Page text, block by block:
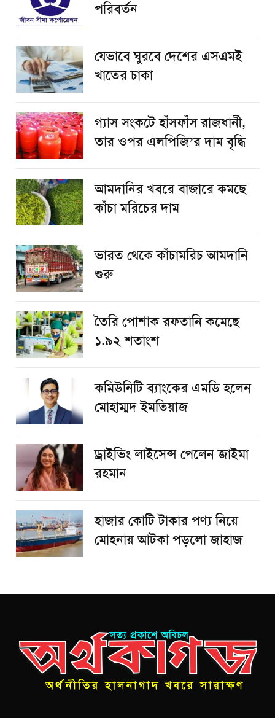
পরিবর্তন
যেভাবে ঘুরবে দেশের এসএমই
খাতের চাকা
গ্যাস সংকটে হাঁসফাঁস রাজধানী,
তার ওপর এলপিজি’র দাম বৃদ্ধি
আমদানির খবরে বাজারে কমছে
কাঁচা মরিচের দাম
ভারত থেকে কাঁচামরিচ আমদানি
শুরু
তৈরি পোশাক রফতানি কমেছে
১.৯২ শতাংশ
কমিউনিটি ব্যাংকের এমডি হলেন
মোহাম্মদ ইমতিয়াজ
ড্রাইভিং লাইসেন্স পেলেন জাইমা
রহমান
হাজার কোটি টাকার পণ্য নিয়ে
মোহনায় আটকা পড়লো জাহাজ